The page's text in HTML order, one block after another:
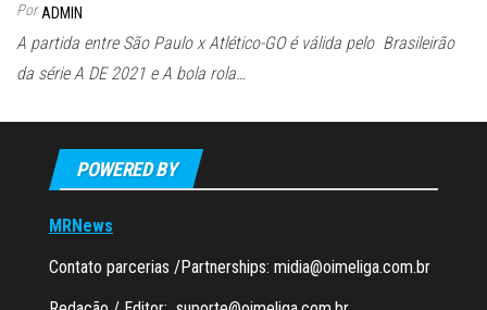
Por ADMIN
A partida entre São Paulo x Atlético-GO é válida pelo Brasileirão
da série A DE 2021 e A bola rola…
POWERED BY
MRNews
Contato parcerias /Partnerships: midia@oimeliga.com.br